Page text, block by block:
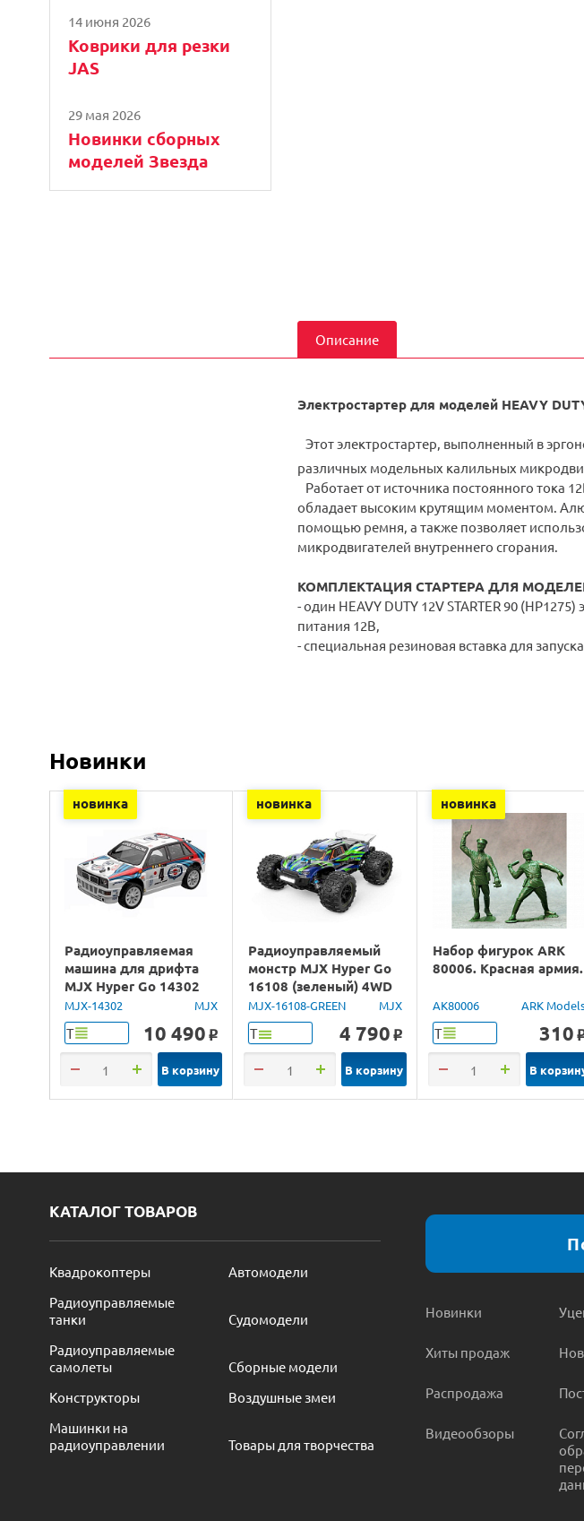
14 июня 2026
Коврики для резки
JAS
29 мая 2026
Новинки сборных
моделей Звезда
Описание
Электростартер для моделейHEAVY
Этот электростартер, выполненный в
различных модельных калильных
Работает от источника постоянного тока
обладает высоким крутящим моментом.
помощью ремня, а также позволяет
микродвигателей внутреннего сгорания.
КОМПЛЕКТАЦИЯ СТАРТЕРА ДЛЯ
- один HEAVY DUTY 12V STARTER 90
питания 12В,
- специальная резиновая вставка для
Новинки
новинка
Радиоуправляемая
машина для дрифта
MJX Hyper Go 14302
Lancia Delta Brushless
4WD 2.4G LED 1/14
RTR
MJX-14302 MJX
Т 10 490 o
В корзину
новинка
Радиоуправляемый
монстр MJX Hyper Go
16108 (зеленый) 4WD
2.4G LED 1/16 RTR
MJX-16108-GREEN MJX
Т 4 790 o
В корзину
новинка
Набор фигурок ARK
80006. Красная армия.
AK80006 ARK
Т 310
В
КАТАЛОГ ТОВАРОВ
Квадрокоптеры
Автомодели
Радиоуправляемые
танки
Судомодели
Радиоуправляемые
самолеты
Сборные модели
Конструкторы
Воздушные змеи
Машинки на
радиоуправлении
Товары для творчества
Новинки
Хиты продаж
Распродажа
Видеообзоры